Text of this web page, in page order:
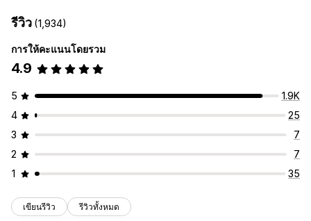
รีวิว (1,934)
การให้คะแนนโดยรวม
4.9
5
1.9K
4
25
3
7
2
7
1
35
เขียนรีวิว รีวิวทั้งหมด